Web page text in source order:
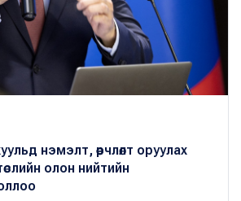
нэмэлт, өөрчлөлт оруулах
олон нийтийн